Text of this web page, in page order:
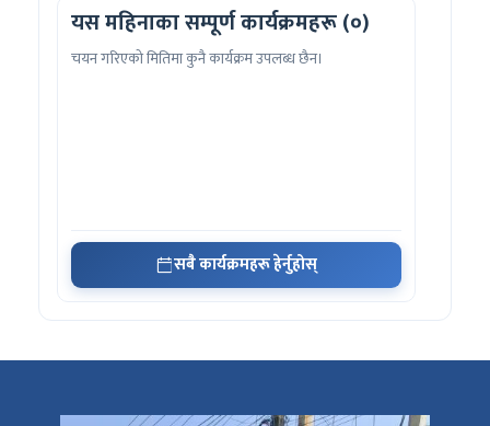
यस महिनाका सम्पूर्ण कार्यक्रमहरू (०)
चयन गरिएको मितिमा कुनै कार्यक्रम उपलब्ध छैन।
सबै कार्यक्रमहरू हेर्नुहोस्